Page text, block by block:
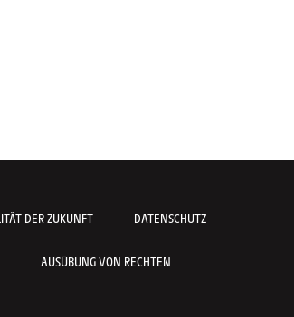
DER ZUKUNFT DATENSCHUTZ
AUSÜBUNG VON RECHTEN